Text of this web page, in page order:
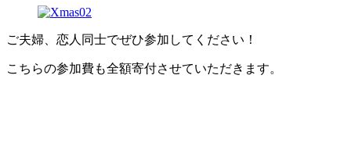
ご夫婦、恋人同士でぜひ参加してください！
こちらの参加費も全額寄付させていただきます。